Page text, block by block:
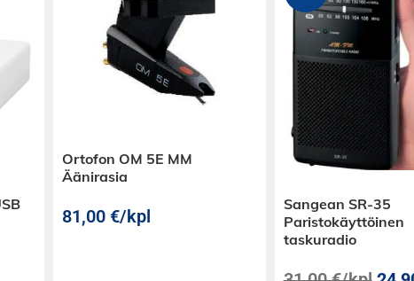
silloin, kun
ilman, että
Ortofon OM 5E MM
Äänirasia
81,00 €/kpl
Sangean SR-35
Paristokäyttöinen
taskuradio